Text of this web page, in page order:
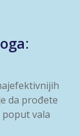
da prođete
poput vala